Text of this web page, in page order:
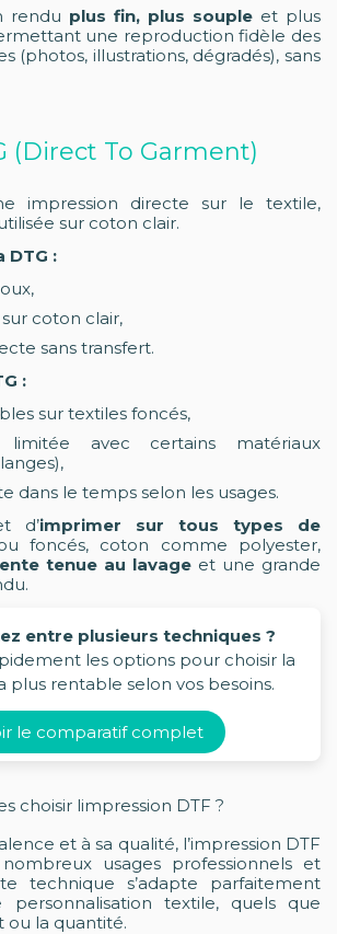
rendu plus fin, plus souple et plus
une reproduction fidèle des
(photos, illustrations, dégradés), sans
(Direct To Garment)
impression directe sur le textile,
sur coton clair.
DTG :
coton clair,
sans transfert.
:
sur textiles foncés,
limitée avec certains matériaux
dans le temps selon les usages.
d’imprimer sur tous types de
foncés, coton comme polyester,
tenue au lavage et une grande
entre plusieurs techniques ?
les options pour choisir la
plus rentable selon vos besoins.
le comparatif complet
choisir limpression DTF ?
et à sa qualité, l’impression DTF
usages professionnels et
technique s’adapte parfaitement
personnalisation textile, quels que
ou la quantité.